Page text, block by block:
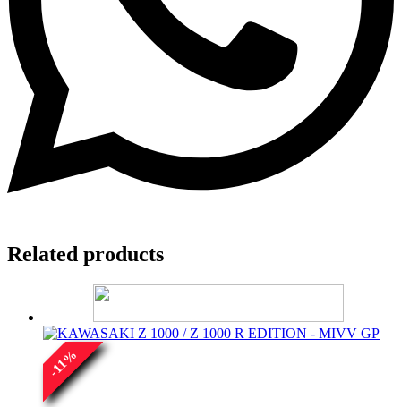
Related products
-
11%